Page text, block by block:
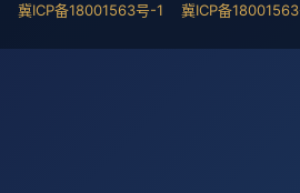
冀ICP备18001563号-1 冀ICP备